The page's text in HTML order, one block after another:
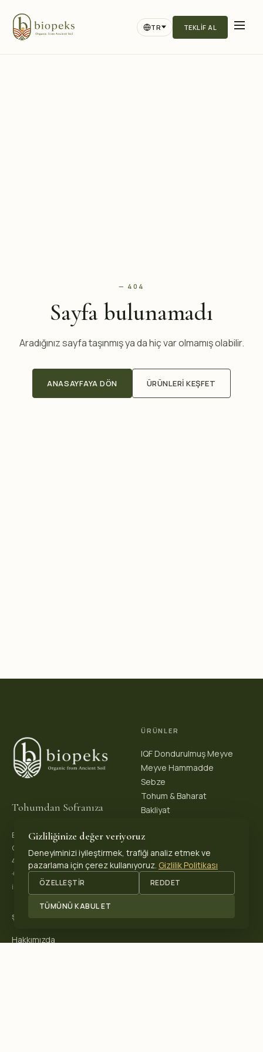
TR TEKLIF AL
— 404
Sayfa bulunamadı
Aradığınız sayfa taşınmış ya da hiç var olmamış olabilir.
ANASAYFAYA DÖN ÜRÜNLERI KEŞFET
Tohumdan Sofranıza
Biopeks Organik Ürünler
OSB. Reis Mh, 4. Sk 30/1,
42570 Akşehir / Konya, Türkiye
+90 531 625 70 04·
info@biopeks.com
ÜRÜNLER
IQF Dondurulmuş Meyve
Meyve Hammadde
Sebze
Tohum & Baharat
Bakliyat
ŞIRKET
Hakkımızda
Gizliliğinize değer veriyoruz
Deneyiminizi iyileştirmek, trafiği analiz etmek ve
pazarlama için çerez kullanıyoruz. Gizlilik Politikası
ÖZELLEŞTIR REDDET
TÜMÜNÜ KABUL ET